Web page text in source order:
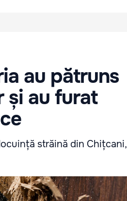
au pătruns
și au furat
străină din Chițcani,